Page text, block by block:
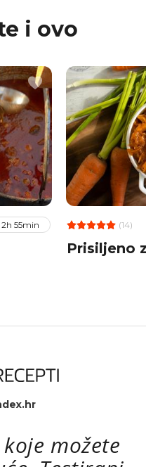
i ovo
2h 55min (14)
Prisiljeno
možete